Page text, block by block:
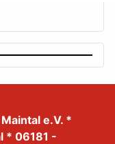
e.V. *
* 06181 -